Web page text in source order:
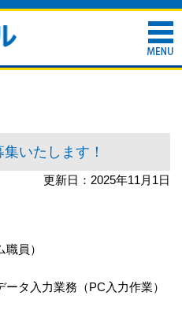
いたします！
更新日：2025年11月1日
員）
タ入力業務（PC入力作業）